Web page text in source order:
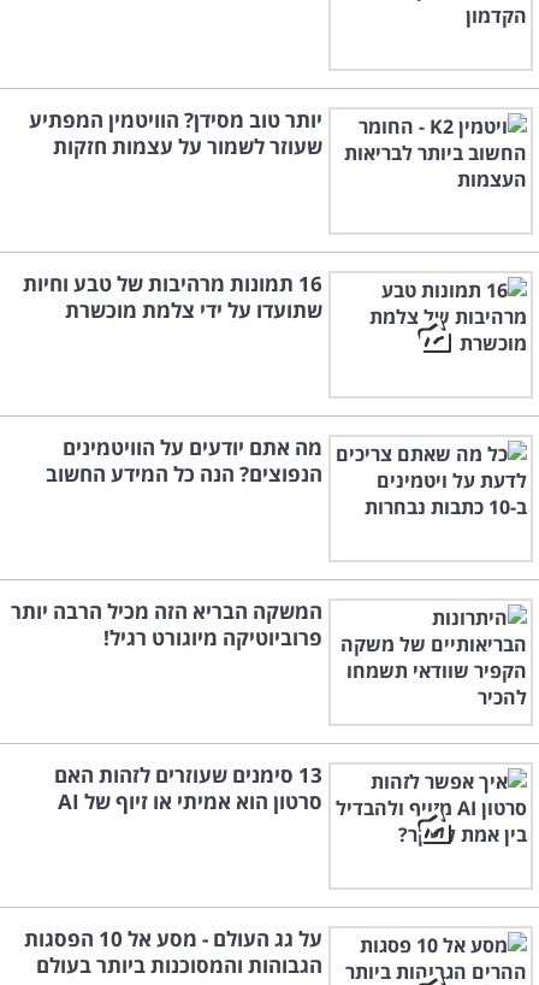
יותר טוב מסידן? הוויטמין המפתיע
שעוזר לשמור על עצמות חזקות
16 תמונות מרהיבות של טבע וחיות
שתועדו על ידי צלמת מוכשרת
מה אתם יודעים על הוויטמינים
הנפוצים? הנה כל המידע החשוב
המשקה הבריא הזה מכיל הרבה יותר
פרוביוטיקה מיוגורט רגיל!
13 סימנים שעוזרים לזהות האם
סרטון הוא אמיתי או זיוף של AI
על גג העולם - מסע אל 10 הפסגות
הגבוהות והמסוכנות ביותר בעולם